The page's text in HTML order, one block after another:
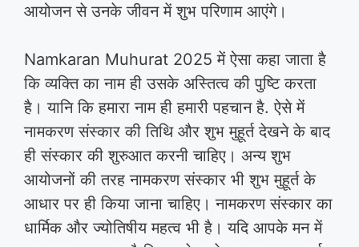
आयोजन से उनके जीवन में शुभ परिणाम आएंगे।
Namkaran Muhurat 2025 में ऐसा कहा जाता है
कि व्यक्ति का नाम ही उसके अस्तित्व की पुष्टि करता
है। यानि कि हमारा नाम ही हमारी पहचान है. ऐसे में
नामकरण संस्कार की तिथि और शुभ मुहूर्त देखने के बाद
ही संस्कार की शुरुआत करनी चाहिए। अन्य शुभ
आयोजनों की तरह नामकरण संस्कार भी शुभ मुहूर्त के
आधार पर ही किया जाना चाहिए। नामकरण संस्कार का
धार्मिक और ज्योतिषीय महत्व भी है। यदि आपके मन में